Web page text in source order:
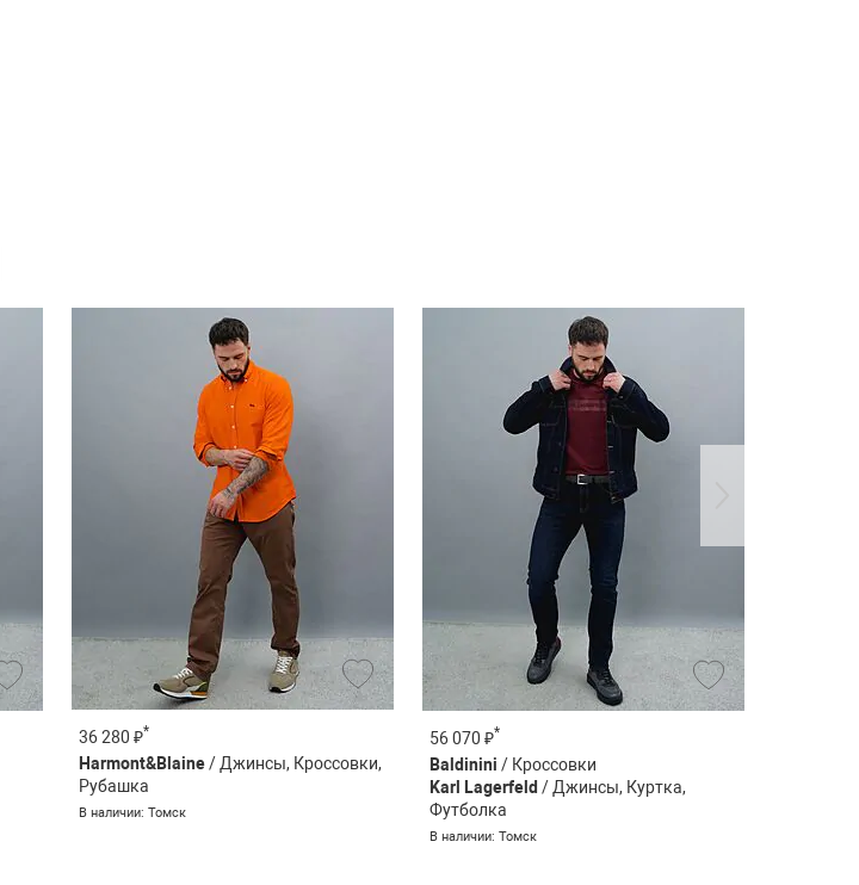
36 280 ₽*
Harmont&Blaine/ Джинсы, Кроссовки,
Рубашка
В наличии: Томск
56 070 ₽*
Baldinini / Кроссовки
Karl Lagerfeld / Джинсы, Куртка,
Футболка
В наличии: Томск